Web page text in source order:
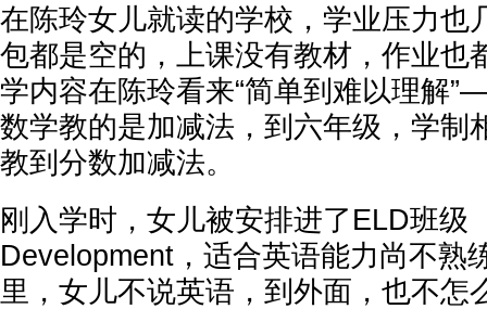
在陈玲女儿就读的学校，学业压力也
包都是空的，上课没有教材，作业也
学内容在陈玲看来“简单到难以理解
数学教的是加减法，到六年级，学制
教到分数加减法。
刚入学时，女儿被安排进了ELD班级
Development，适合英语能力尚不熟
里，女儿不说英语，到外面，也不怎